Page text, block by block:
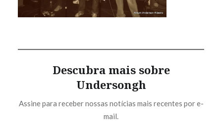
Descubra mais sobre
Undersongh
Assine para receber nossas notícias mais recentes por e-
mail.